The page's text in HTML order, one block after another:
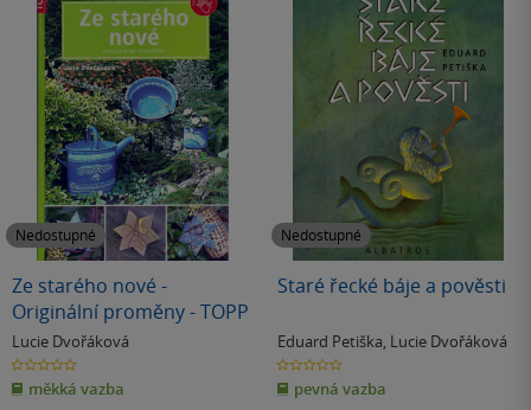
Nedostupné
Ze starého nové -
Originální proměny - TOPP
Lucie Dvořáková
0.0
z
5
hvězdiček
měkká vazba
Nedostupné
Staré řecké báje a pověsti
Eduard Petiška, Lucie Dvořáková
0.0
z
5
hvězdiček
pevná vazba